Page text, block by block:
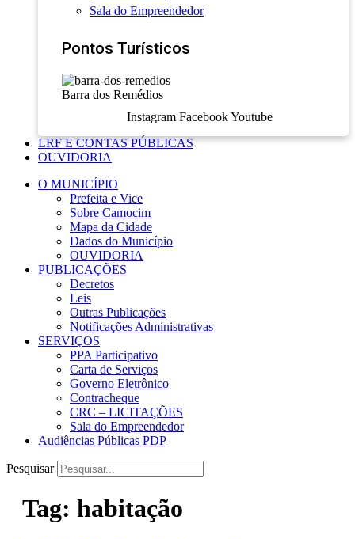
Sala do Empreendedor
Pontos Turísticos
Barra dos Remédios
Instagram Facebook Youtube
LRF E CONTAS PÚBLICAS
OUVIDORIA
O MUNICÍPIO
Prefeita e Vice
Sobre Camocim
Mapa da Cidade
Dados do Município
OUVIDORIA
PUBLICAÇÕES
Decretos
Leis
Outras Publicações
Notificações Administrativas
SERVIÇOS
PPA Participativo
Carta de Serviços
Governo Eletrônico
Contracheque
CRC – LICITAÇÕES
Sala do Empreendedor
Audiências Públicas PDP
Pesquisar
Tag: habitação